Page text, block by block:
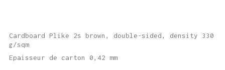
Cardboard Plike 2s brown, double-sided, density 330
g/sqm
Epaisseur de carton 0,42 mm